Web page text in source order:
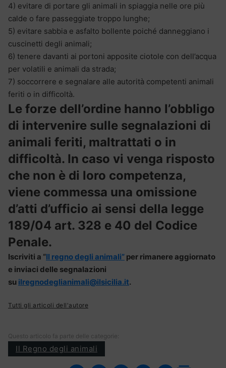
4) evitare di portare gli animali in spiaggia nelle ore più
calde o fare passeggiate troppo lunghe;
5) evitare sabbia e asfalto bollente poiché danneggiano i
cuscinetti degli animali;
6) tenere davanti ai portoni apposite ciotole con dell’acqua
per volatili e animali da strada;
7) soccorrere e segnalare alle autorità competenti animali
feriti o in difficoltà.
Le forze dell’ordine hanno l’obbligo
di intervenire sulle segnalazioni di
animali feriti, maltrattati o in
difficoltà. In caso vi venga risposto
che non è di loro competenza,
viene commessa una omissione
d’atti d’ufficio ai sensi della legge
189/04 art. 328 e 40 del Codice
Penale.
Iscriviti a “Il regno degli animali” per rimanere aggiornato
e inviaci delle segnalazioni
su ilregnodeglianimali@ilsicilia.it.
Tutti gli articoli dell'autore
Questo articolo fa parte delle categorie:
Il Regno degli animali